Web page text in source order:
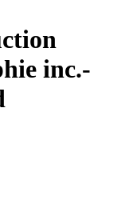
inc.-